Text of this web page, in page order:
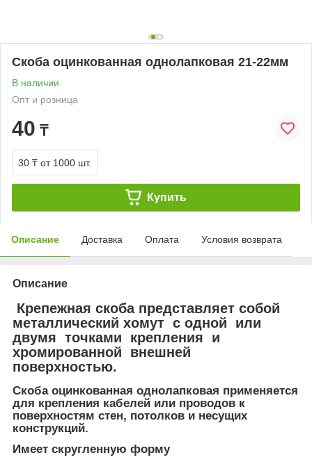
Скоба оцинкованная однолапковая 21-22мм
В наличии
Опт и розница
40 ₸
30 ₸ от 1000 шт.
Купить
Описание Доставка Оплата Условия возврата
Описание
Крепежная скоба представляет собой
металлический хомут с одной или
двумя точками крепления и
хромированной внешней
поверхностью.
Скоба оцинкованная однолапковая применяется
для крепления кабелей или проводов к
поверхностям стен, потолков и несущих
конструкций.
Имеет скругленную форму